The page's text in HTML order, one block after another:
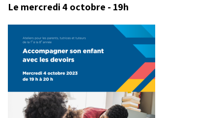
Le mercredi 4 octobre - 19h